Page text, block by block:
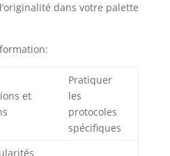
dans votre palette
et
Pratiquer
les
protocoles
spécifiques